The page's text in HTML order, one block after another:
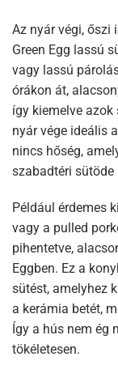
Az nyár végi, őszi
Green Egg lassú
vagy lassú
órákon át,
így kiemelve
nyár vége ideális
nincs hőség,
szabadtéri
Például érdemes
vagy a pulled
pihentetve,
Eggben. Ez a
sütést, amelyhez
a kerámia betét,
Így a hús nem ég
tökéletesen.